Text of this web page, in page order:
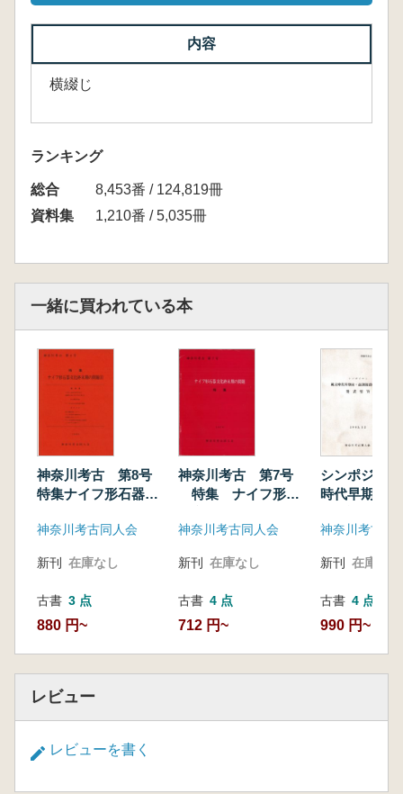
内容
横綴じ
ランキング
総合
8,453番 / 124,819冊
資料集
1,210番 / 5,035冊
一緒に買われている本
神奈川考古 第8号
特集ナイフ形石器文
神奈川考古同人会
新刊 在庫なし
古書 3 点
880 円~
神奈川考古 第7号
特集 ナイフ形石
神奈川考古同人会
新刊 在庫なし
古書 4 点
712 円~
シンポジウ
時代早期末
旨
神奈川考古同
新刊 在庫なし
古書 4 点
990 円~
レビュー
レビューを書く